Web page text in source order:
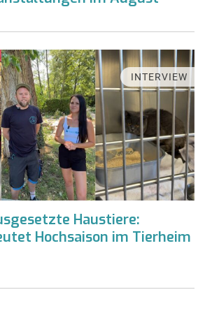
INTERVIEW
Haustiere:
Hochsaison im Tierheim